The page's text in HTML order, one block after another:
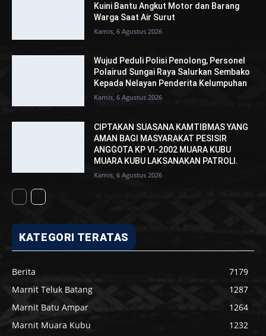
Kuini Bantu Angkut Motor dan Barang
Warga Saat Air Surut
Kamis, 6 Agustus 2026
Wujud Peduli Polisi Penolong, Personel
Polairud Sungai Raya Salurkan Sembako
Kepada Nelayan Penderita Kelumpuhan
Kamis, 6 Agustus 2026
CIPTAKAN SUASANA KAMTIBMAS YANG
AMAN BAGI MASYARAKAT PESISIR
ANGGOTA KP VI-2002 MUARA KUBU
MUARA KUBU LAKSANAKAN PATROLI.
Kamis, 6 Agustus 2026
KATEGORI TERATAS
Berita
7179
Marnit Teluk Batang
1287
Marnit Batu Ampar
1264
Marnit Muara Kubu
1232